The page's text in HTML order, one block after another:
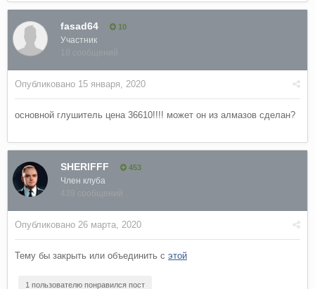
fasad64 10
Участник
18 сообщений
Опубликовано 15 января, 2020
основной глушитель цена 36610!!!! может он из алмазов сделан?
SHERIFFF 453
Член клуба
439 сообщений
Опубликовано 26 марта, 2020
Тему бы закрыть или объединить с этой
1 пользователю понравился пост